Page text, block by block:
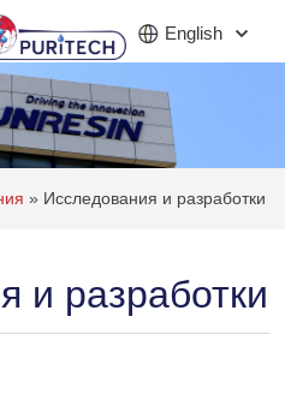
English
» Исследования и разработки
и разработки